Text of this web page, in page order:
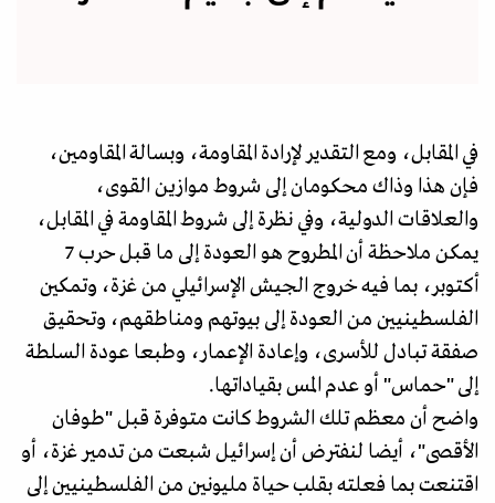
في المقابل، ومع التقدير لإرادة المقاومة، وبسالة المقاومين،
فإن هذا وذاك محكومان إلى شروط موازين القوى،
والعلاقات الدولية، وفي نظرة إلى شروط المقاومة في المقابل،
يمكن ملاحظة أن المطروح هو العودة إلى ما قبل حرب 7
أكتوبر، بما فيه خروج الجيش الإسرائيلي من غزة، وتمكين
الفلسطينيين من العودة إلى بيوتهم ومناطقهم، وتحقيق
صفقة تبادل للأسرى، وإعادة الإعمار، وطبعا عودة السلطة
إلى "حماس" أو عدم المس بقياداتها.
واضح أن معظم تلك الشروط كانت متوفرة قبل "طوفان
الأقصى"، أيضا لنفترض أن إسرائيل شبعت من تدمير غزة، أو
اقتنعت بما فعلته بقلب حياة مليونين من الفلسطينيين إلى